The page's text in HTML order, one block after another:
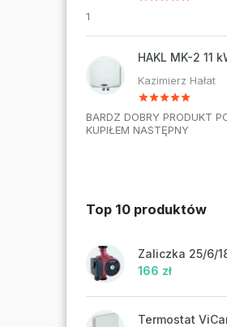
1
HAKL MK-2 11
Kazimierz Hałat
BARDZ DOBRY PRODUKT
KUPIŁEM NASTĘPNY
Top 10 produktów
Zaliczka 25/6/
166 zł